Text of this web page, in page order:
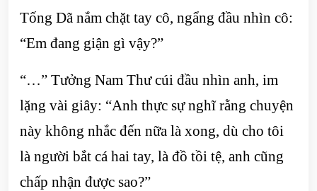
Tống Dã nắm chặt tay cô, ngẩng đầu nhìn cô:
“Em đang giận gì vậy?”
“…” Tưởng Nam Thư cúi đầu nhìn anh, im
lặng vài giây: “Anh thực sự nghĩ rằng chuyện
này không nhắc đến nữa là xong, dù cho tôi
là người bắt cá hai tay, là đồ tồi tệ, anh cũng
chấp nhận được sao?”